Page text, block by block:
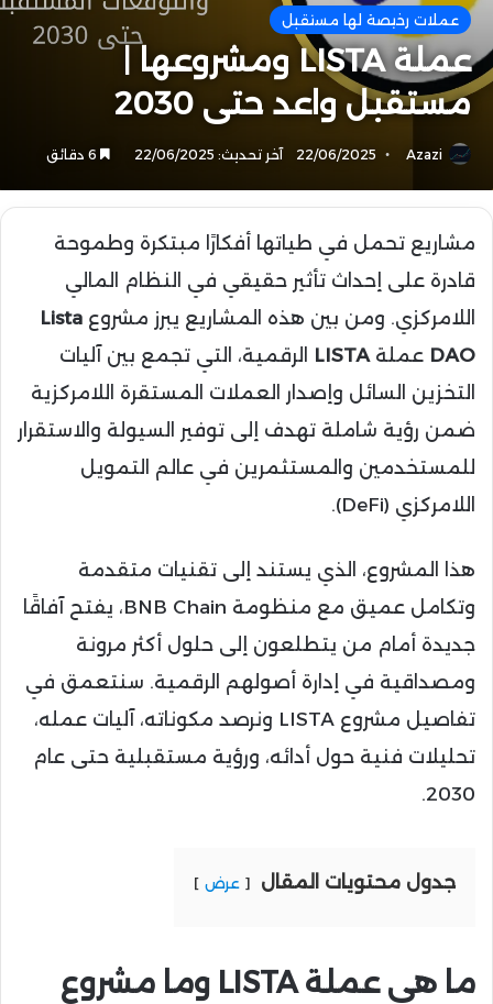
عملات رخيصة لها مستقبل
عملة LISTA ومشروعها |
مستقبل واعد حتى 2030
Azazi
22/06/2025 آخر تحديث: 22/06/2025
مشاريع تحمل في طياتها أفكارًا مبتكرة وطموحة
قادرة على إحداث تأثير حقيقي في النظام المالي
اللامركزي. ومن بين هذه المشاريع يبرز مشروع Lista
DAO عملةLISTA الرقمية، التي تجمع بين آليات
التخزين السائل وإصدار العملات المستقرة اللامركزية
ضمن رؤية شاملة تهدف إلى توفير السيولة والاستقرار
للمستخدمين والمستثمرين في عالم التمويل
اللامركزي (DeFi).
هذا المشروع، الذي يستند إلى تقنيات متقدمة
وتكامل عميق مع منظومة BNB Chain، يفتح آفاقًا
جديدة أمام من يتطلعون إلى حلول أكثر مرونة
ومصداقية في إدارة أصولهم الرقمية. سنتعمق في
تفاصيل مشروع LISTA ونرصد مكوناته، آليات عمله،
تحليلات فنية حول أدائه، ورؤية مستقبلية حتى عام
2030.
جدول محتويات المقال عرض
ما هي عملة LISTA وما مشروع